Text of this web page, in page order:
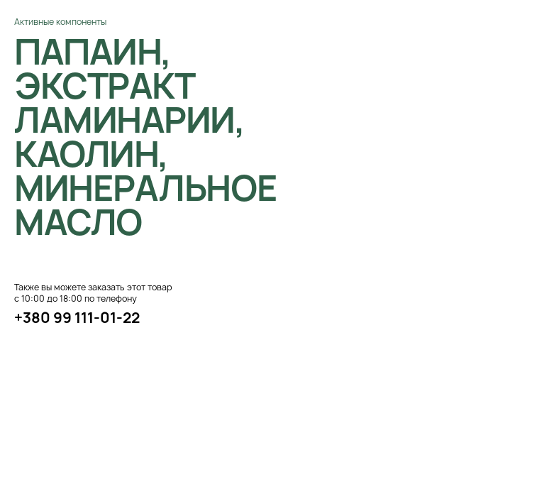
Активные компоненты
ПАПАИН,
ЭКСТРАКТ
ЛАМИНАРИИ,
КАОЛИН,
МИНЕРАЛЬНОЕ
МАСЛО
Также вы можете заказать этот товар
с 10:00 до 18:00 по телефону
+380 99 111-01-22